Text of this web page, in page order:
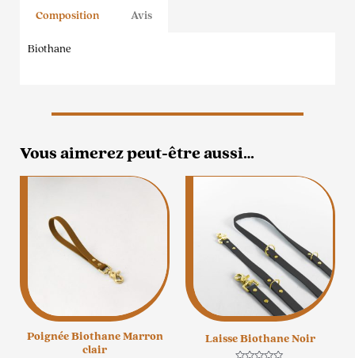
Menthe
Composition Avis
Biothane
Vous aimerez peut-être aussi…
Poignée Biothane Marron
clair
Laisse Biothane Noir